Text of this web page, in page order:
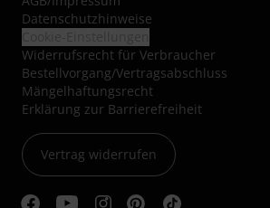
Datenschutzhinweise
Widerrufsrecht für Verbraucher
Bestellvorgang/Vertragsabschluss
Mängelhaftungsrecht
Erklärung zur Barrierefreiheit
Vertrag widerrufen